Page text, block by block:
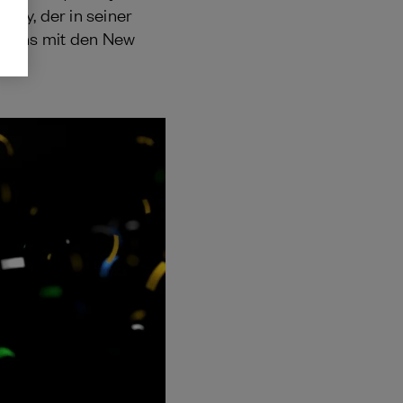
der in seiner
mit den New